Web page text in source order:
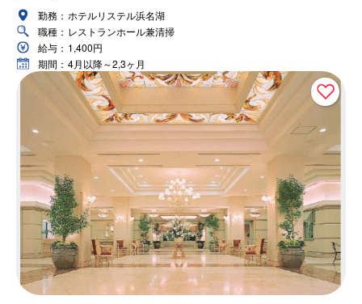
勤務： ホテルリステル浜名湖
職種： レストランホール兼清掃
給与： 1,400円
期間： 4月以降～2,3ヶ月